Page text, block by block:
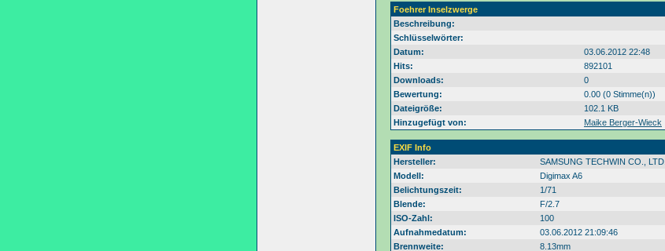
Foehrer Inselzwerge
Beschreibung:
Schlüsselwörter:
Datum:
03.06.2012 22:48
Hits:
892101
Downloads:
0
Bewertung:
0.00 (0 Stimme(n))
Dateigröße:
102.1 KB
Hinzugefügt von:
Maike Berger-Wieck
EXIF Info
Hersteller:
SAMSUNG TECHWIN CO., LTD.
Modell:
Digimax A6
Belichtungszeit:
1/71
Blende:
F/2.7
ISO-Zahl:
100
Aufnahmedatum:
03.06.2012 21:09:46
Brennweite:
8.13mm